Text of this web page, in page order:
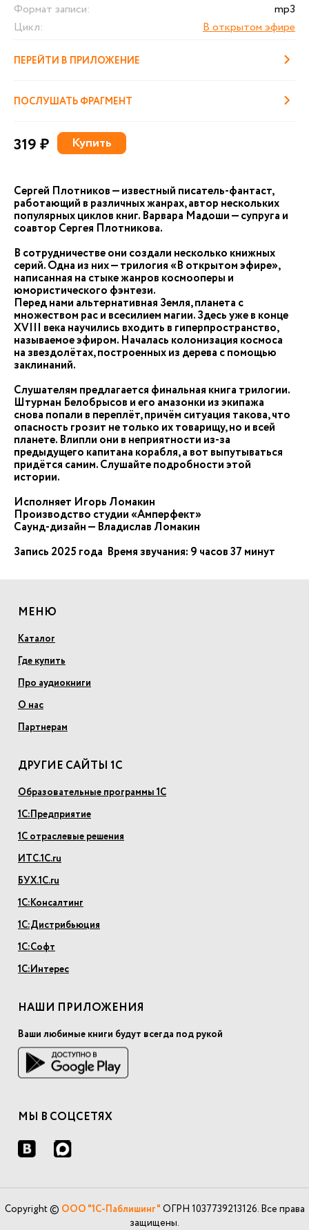
Формат записи:
mp3
Цикл:
В открытом эфире
ПЕРЕЙТИ В ПРИЛОЖЕНИЕ
ПОСЛУШАТЬ ФРАГМЕНТ
319 ₽ Купить
Сергей Плотников — известный писатель-фантаст,
работающий в различных жанрах, автор нескольких
популярных циклов книг. Варвара Мадоши — супруга и
соавтор Сергея Плотникова.
В сотрудничестве они создали несколько книжных
серий. Одна из них — трилогия «В открытом эфире»,
написанная на стыке жанров космооперы и
юмористического фэнтези.
Перед нами альтернативная Земля, планета с
множеством рас и всесилием магии. Здесь уже в конце
XVIII века научились входить в гиперпространство,
называемое эфиром. Началась колонизация космоса
на звездолётах, построенных из дерева с помощью
заклинаний.
Слушателям предлагается финальная книга трилогии.
Штурман Белобрысов и его амазонки из экипажа
снова попали в переплёт, причём ситуация такова, что
опасность грозит не только их товарищу, но и всей
планете. Влипли они в неприятности из-за
предыдущего капитана корабля, а вот выпутываться
придётся самим. Слушайте подробности этой
истории.
Исполняет Игорь Ломакин
Производство студии «Амперфект»
Саунд-дизайн — Владислав Ломакин
Запись 2025 года Время звучания: 9 часов 37 минут
МЕНЮ
Каталог
Где купить
Про аудиокниги
О нас
Партнерам
ДРУГИЕ САЙТЫ 1С
Образовательные программы 1С
1С:Предприятие
1С отраслевые решения
ИТС.1С.ru
БУХ.1С.ru
1С:Консалтинг
1С:Дистрибьюция
1С:Софт
1С:Интерес
НАШИ ПРИЛОЖЕНИЯ
Ваши любимые книги будут всегда под рукой
МЫ В СОЦСЕТЯХ
Copyright © ООО "1С-Паблишинг" ОГРН 1037739213126. Все права
защищены.